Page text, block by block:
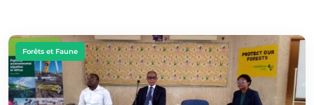
Forêts et Faune